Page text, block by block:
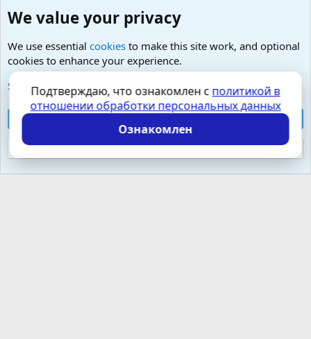
Любые вопросы от Гостей - анонимно
Cookies
Russian (RU)
Условия и правила
Политика конфиденциальности
Помощь
S
S
Локализация отXenForo.Info
We value your privacy
We use essential cookies to make this site work, and optional
cookies to enhance your experience.
See further information and configure your preferences
Reject optional cookies
Подтверждаю, что ознакомлен с политикой в
отношении обработки персональных данных
Ознакомлен